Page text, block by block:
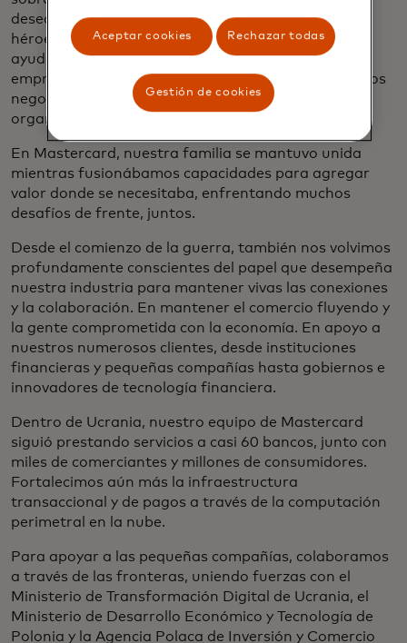
deseo de libertad. La gente común se convirtió en
héroes cotidianos al ofrecer como voluntarios para
ayudar a los vecinos y predicar con el ejemplo. Los
empresarios se esforzaron mucho para mantener los
negocios abiertos el mayor tiempo posible. Las
organizaciones movilizaron recursos.
En Mastercard, nuestra familia se mantuvo unida
mientras fusionábamos capacidades para agregar
valor donde se necesitaba, enfrentando muchos
desafíos de frente, juntos.
Desde el comienzo de la guerra, también nos volvimos
profundamente conscientes del papel que desempeña
nuestra industria para mantener vivas las conexiones
y la colaboración. En mantener el comercio fluyendo y
la gente comprometida con la economía. En apoyo a
nuestros numerosos clientes, desde instituciones
financieras y pequeñas compañías hasta gobiernos e
innovadores de tecnología financiera.
Dentro de Ucrania, nuestro equipo de Mastercard
siguió prestando servicios a casi 60 bancos, junto con
miles de comerciantes y millones de consumidores.
Fortalecimos aún más la infraestructura
transaccional y de pagos a través de la computación
perimetral en la nube.
Para apoyar a las pequeñas compañías, colaboramos
a través de las fronteras, uniendo fuerzas con el
Ministerio de Transformación Digital de Ucrania, el
Ministerio de Desarrollo Económico y Tecnología de
Polonia y la Agencia Polaca de Inversión y Comercio
Aceptar cookies Rechazar todas
Gestión de cookies